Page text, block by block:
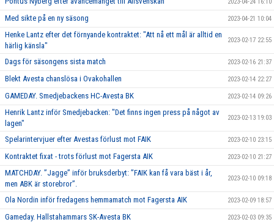
Med sikte på en ny säsong 2023-04-21 10:04
Henke Lantz efter det förnyande kontraktet: "Att nå ett mål är alltid en
härlig känsla"
2023-02-17 22:55
Dags för säsongens sista match 2023-02-16 21:37
Blekt Avesta chanslösa i Ovakohallen 2023-02-14 22:27
GAMEDAY. Smedjebackens HC-Avesta BK 2023-02-14 09:26
Henrik Lantz inför Smedjebacken: "Det finns ingen press på något av
lagen"
2023-02-13 19:03
Spelarintervjuer efter Avestas förlust mot FAIK 2023-02-10 23:15
Kontraktet fixat - trots förlust mot Fagersta AIK 2023-02-10 21:27
MATCHDAY. ”Jagge” inför bruksderbyt: ”FAIK kan få vara bäst i år,
men ABK är storebror”.
2023-02-10 09:18
Ola Nordin inför fredagens hemmamatch mot Fagersta AIK 2023-02-09 18:57
Gameday. Hallstahammars SK-Avesta BK 2023-02-03 09:35